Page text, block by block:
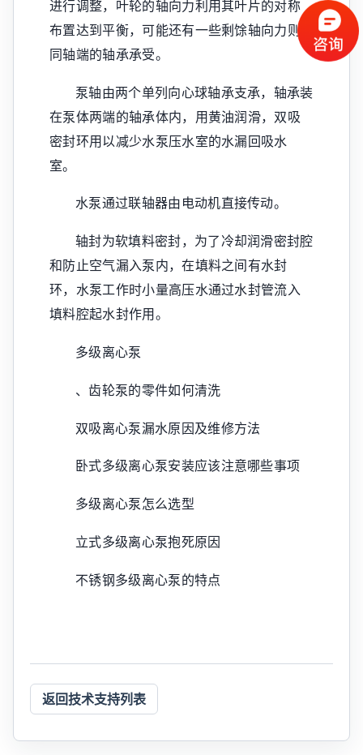
进行调整，叶轮的轴向力利用其叶片的对称
布置达到平衡，可能还有一些剩馀轴向力则
同轴端的轴承承受。
泵轴由两个单列向心球轴承支承，轴承装
在泵体两端的轴承体内，用黄油润滑，双吸
密封环用以减少水泵压水室的水漏回吸水
室。
水泵通过联轴器由电动机直接传动。
轴封为软填料密封，为了冷却润滑密封腔
和防止空气漏入泵内，在填料之间有水封
环，水泵工作时小量高压水通过水封管流入
填料腔起水封作用。
多级离心泵
、齿轮泵的零件如何清洗
双吸离心泵漏水原因及维修方法
卧式多级离心泵安装应该注意哪些事项
多级离心泵怎么选型
立式多级离心泵抱死原因
不锈钢多级离心泵的特点
返回技术支持列表